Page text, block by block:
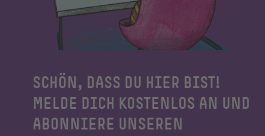
SCHÖN, DASS DU HIER BIST!
MELDE DICH KOSTENLOS AN UND
ABONNIERE UNSEREN